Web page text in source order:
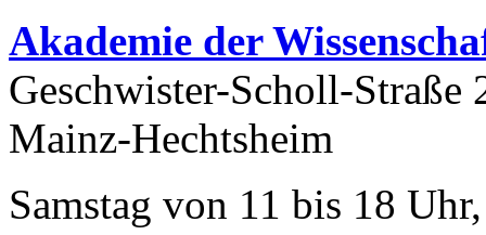
Akademie der
Geschwister-Scholl-Straße
Mainz-Hechtsheim
Samstag von 11 bis 18